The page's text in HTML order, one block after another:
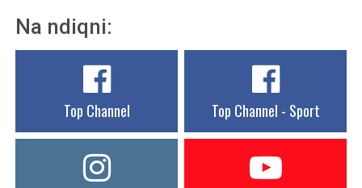
Na ndiqni:
Top Channel Top Channel - Sport